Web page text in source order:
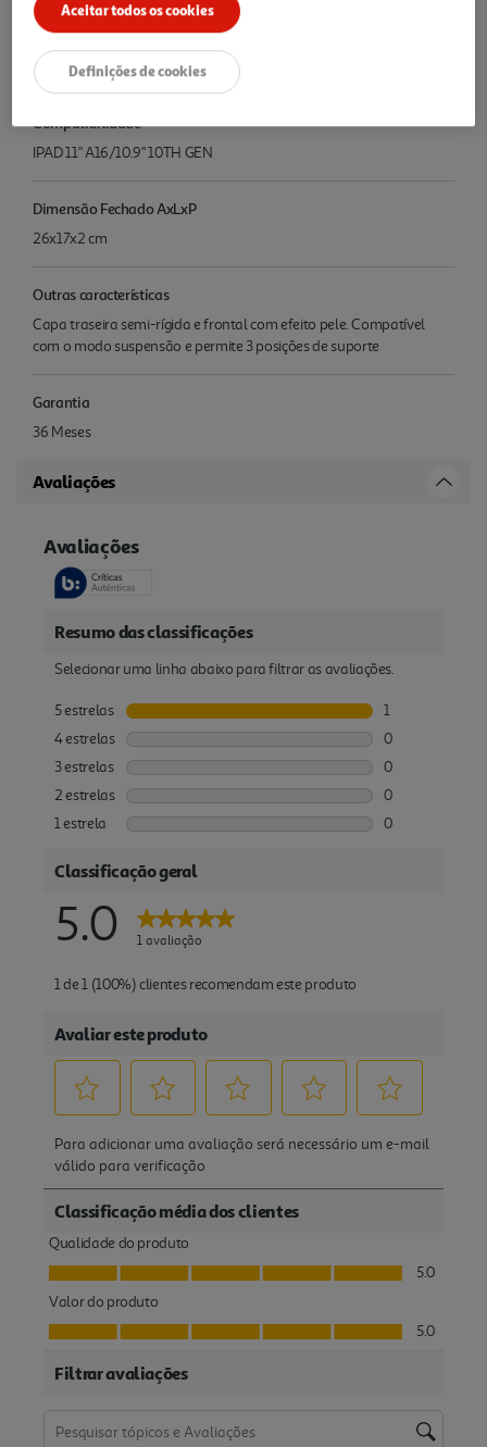
Tipo
Capa FOLIO
Compatibilidade
IPAD 11" A16/10.9" 10TH GEN
Dimensão Fechado AxLxP
26x17x2 cm
Outras características
Capa traseira semi-rígida e frontal com efeito pele. Compatível
com o modo suspensão e permite 3 posições de suporte
Garantia
36 Meses
Avaliações
Aceitar todos os cookies
Definições de cookies